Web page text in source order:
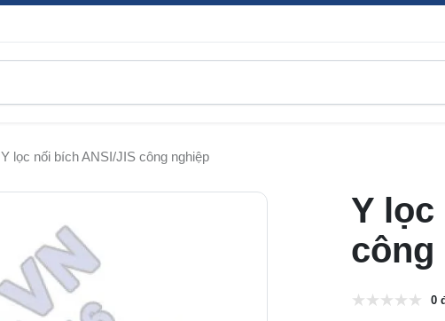
Y lọc nối bích ANSI/JIS công nghiệp
Y lọc
công
0